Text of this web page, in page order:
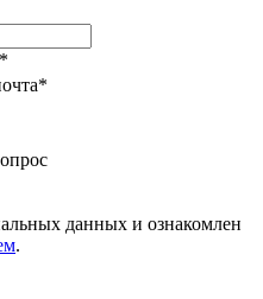
данных и ознакомлен
.